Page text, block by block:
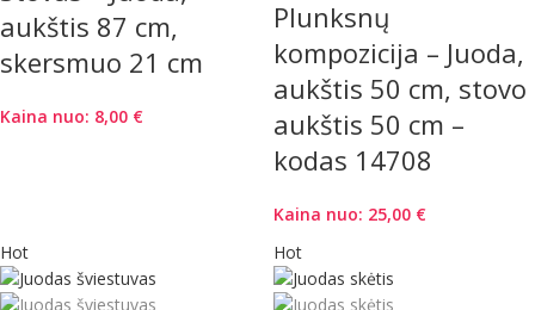
aukštis 87 cm,
skersmuo 21 cm
Kaina nuo: 8,00 €
Plunksnų
kompozicija – Juoda,
aukštis 50 cm, stovo
aukštis 50 cm –
kodas 14708
Kaina nuo: 25,00 €
Hot
Hot